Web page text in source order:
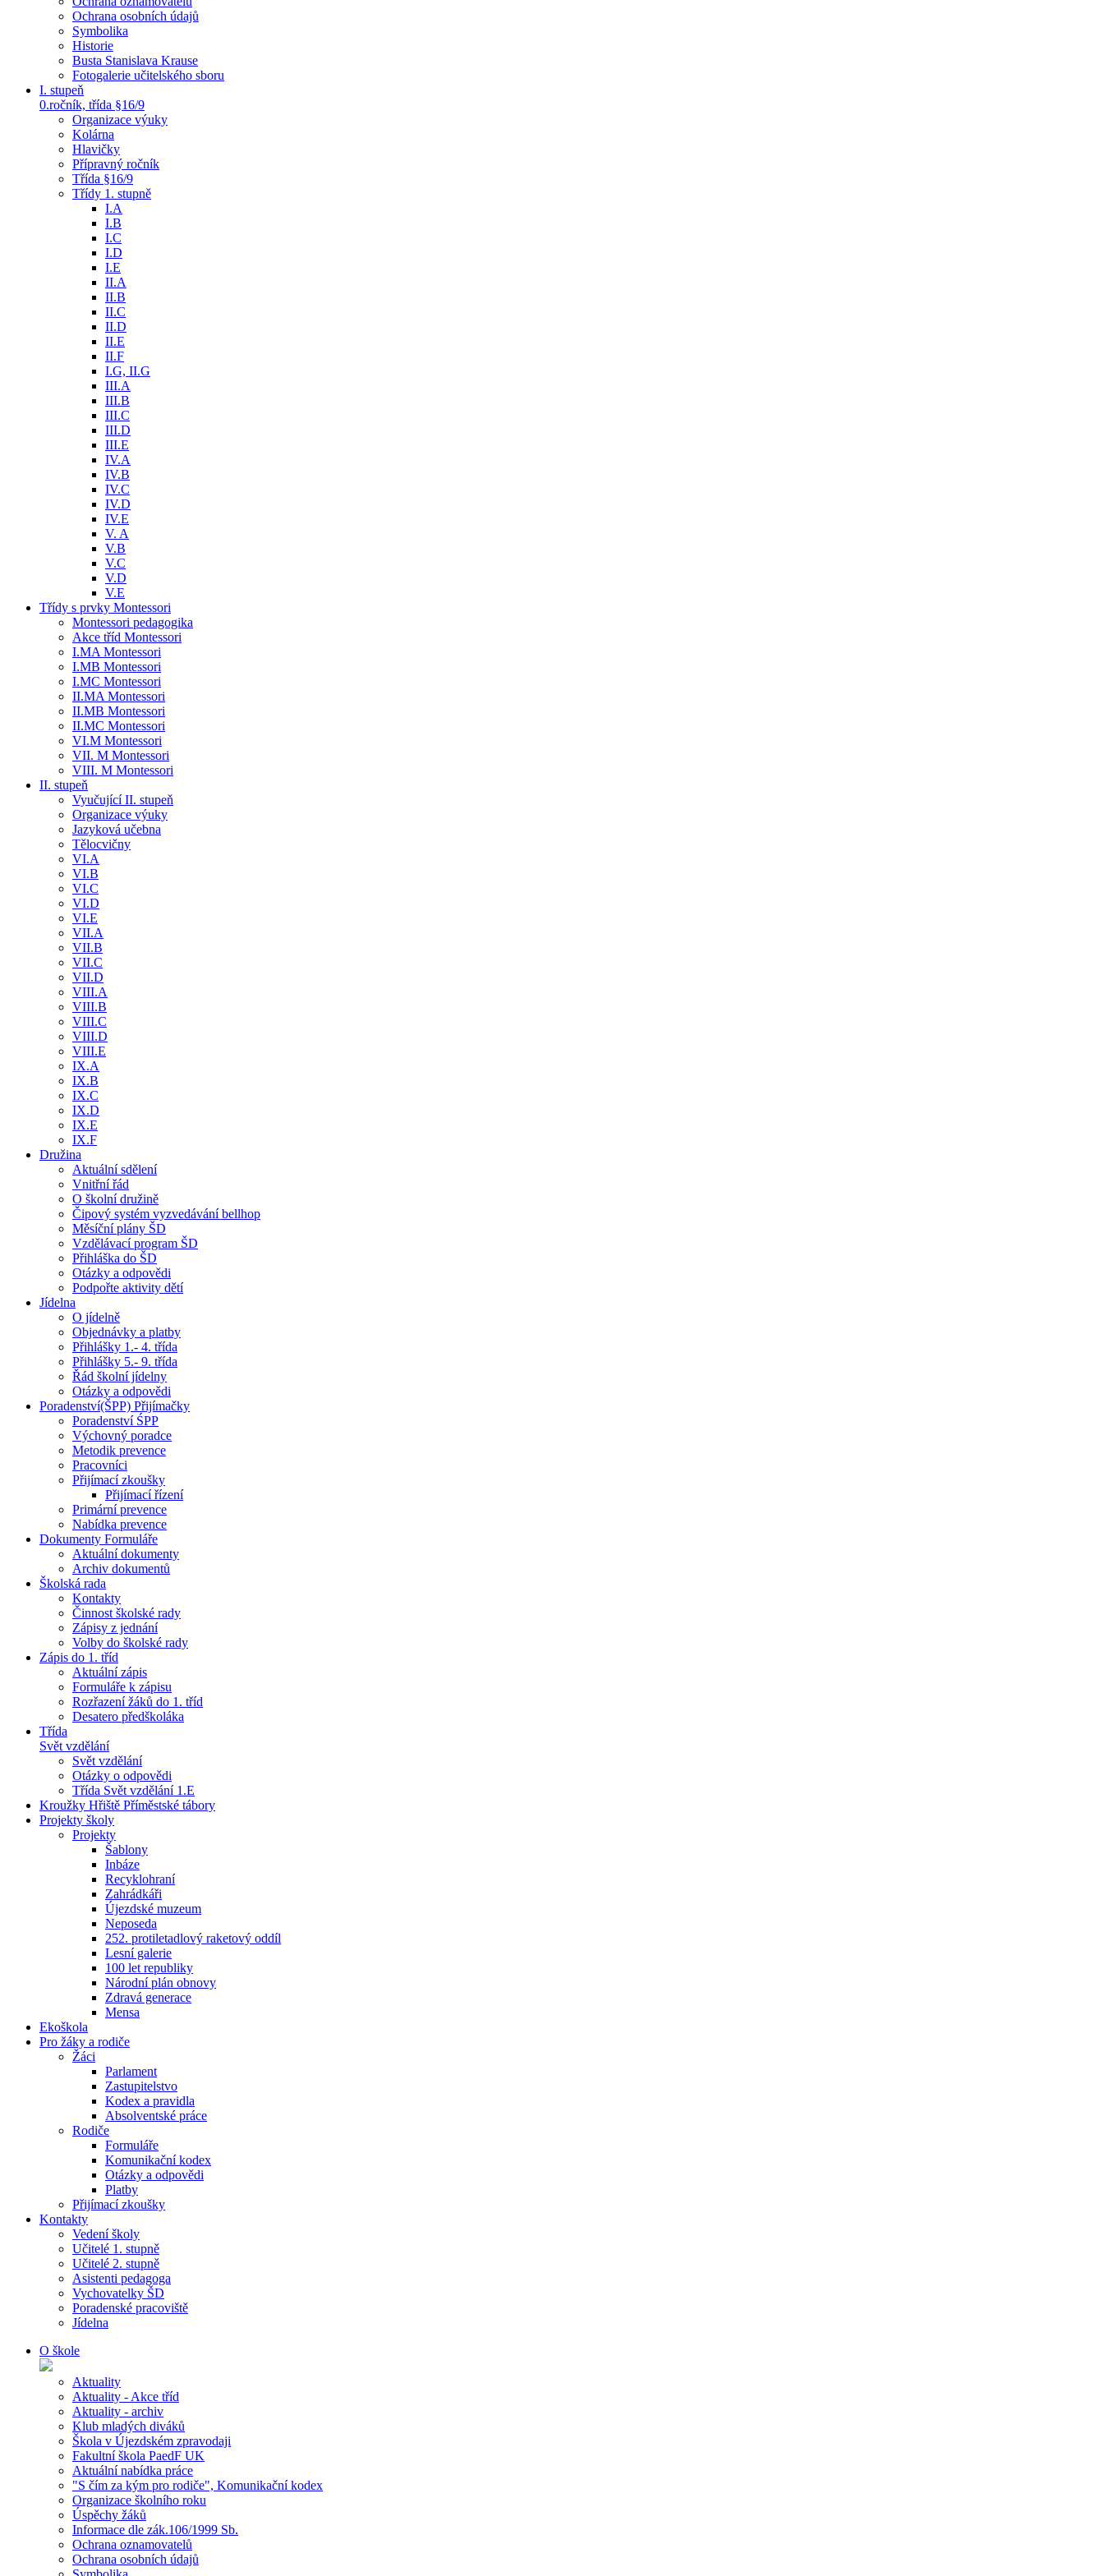
Ochrana osobních údajů
Symbolika
Historie
Busta Stanislava Krause
Fotogalerie učitelského sboru
I. stupeň
0.ročník, třída §16/9
Organizace výuky
Kolárna
Hlavičky
Přípravný ročník
Třída §16/9
Třídy 1. stupně
I.A
I.B
I.C
I.D
I.E
II.A
II.B
II.C
II.D
II.E
II.F
I.G, II.G
III.A
III.B
III.C
III.D
III.E
IV.A
IV.B
IV.C
IV.D
IV.E
V. A
V.B
V.C
V.D
V.E
Třídy s prvky Montessori
Montessori pedagogika
Akce tříd Montessori
I.MA Montessori
I.MB Montessori
I.MC Montessori
II.MA Montessori
II.MB Montessori
II.MC Montessori
VI.M Montessori
VII. M Montessori
VIII. M Montessori
II. stupeň
Vyučující II. stupeň
Organizace výuky
Jazyková učebna
Tělocvičny
VI.A
VI.B
VI.C
VI.D
VI.E
VII.A
VII.B
VII.C
VII.D
VIII.A
VIII.B
VIII.C
VIII.D
VIII.E
IX.A
IX.B
IX.C
IX.D
IX.E
IX.F
Družina
Aktuální sdělení
Vnitřní řád
O školní družině
Čipový systém vyzvedávání bellhop
Měsíční plány ŠD
Vzdělávací program ŠD
Přihláška do ŠD
Otázky a odpovědi
Podpořte aktivity dětí
Jídelna
O jídelně
Objednávky a platby
Přihlášky 1.- 4. třída
Přihlášky 5.- 9. třída
Řád školní jídelny
Otázky a odpovědi
Poradenství(ŠPP) Přijímačky
Poradenství ŚPP
Výchovný poradce
Metodik prevence
Pracovníci
Přijímací zkoušky
Přijímací řízení
Primární prevence
Nabídka prevence
Dokumenty Formuláře
Aktuální dokumenty
Archiv dokumentů
Školská rada
Kontakty
Činnost školské rady
Zápisy z jednání
Volby do školské rady
Zápis do 1. tříd
Aktuální zápis
Formuláře k zápisu
Rozřazení žáků do 1. tříd
Desatero předškoláka
Třída
Svět vzdělání
Svět vzdělání
Otázky o odpovědi
Třída Svět vzdělání 1.E
Kroužky Hřiště Příměstské tábory
Projekty školy
Projekty
Šablony
Inbáze
Recyklohraní
Zahrádkáři
Újezdské muzeum
Neposeda
252. protiletadlový raketový oddíl
Lesní galerie
100 let republiky
Národní plán obnovy
Zdravá generace
Mensa
Ekoškola
Pro žáky a rodiče
Žáci
Parlament
Zastupitelstvo
Kodex a pravidla
Absolventské práce
Rodiče
Formuláře
Komunikační kodex
Otázky a odpovědi
Platby
Přijímací zkoušky
Kontakty
Vedení školy
Učitelé 1. stupně
Učitelé 2. stupně
Asistenti pedagoga
Vychovatelky ŠD
Poradenské pracoviště
Jídelna
O škole
Aktuality
Aktuality - Akce tříd
Aktuality - archiv
Klub mladých diváků
Škola v Újezdském zpravodaji
Fakultní škola PaedF UK
Aktuální nabídka práce
"S čím za kým pro rodiče", Komunikační kodex
Organizace školního roku
Úspěchy žáků
Informace dle zák.106/1999 Sb.
Ochrana oznamovatelů
Ochrana osobních údajů